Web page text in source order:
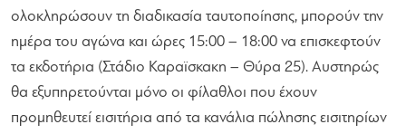
ολοκληρώσουν τη διαδικασία ταυτοποίησης, μπορούν την
ημέρα του αγώνα και ώρες 15:00 – 18:00 να επισκεφτούν
τα εκδοτήρια (Στάδιο Καραϊσκακη – Θύρα 25). Αυστηρώς
θα εξυπηρετούνται μόνο οι φίλαθλοι που έχουν
προμηθευτεί εισιτήρια από τα κανάλια πώλησης εισιτηρίων